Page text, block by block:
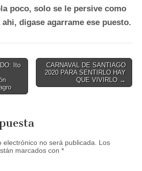
poco, solo se le persive como
digase agarrame ese puesto.
Ito
CARNAVAL DE SANTIAGO
2020 PARA SENTIRLO HAY
QUE VIVIRLO →
no será publicada.
Los
marcados con *